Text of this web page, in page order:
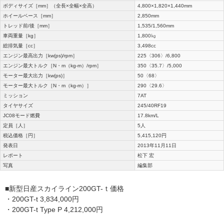
ボディサイズ［mm］（全長×全幅×全高）
4,800×1,820×1,440mm
ホイールベース［mm］
2,850mm
トレッド前/後［mm］
1,535/1,560mm
車両重量［kg］
1,800㎏
総排気量［cc］
3,498cc
エンジン最高出力［kw(ps)/rpm］
225〈306〉/6,800
エンジン最大トルク［N・m（kg-m）/rpm］
350〈35.7〉/5,000
モーター最大出力［kw(ps)］
50〈68〉
モーター最大トルク［N・m（kg-m）］
290〈29.6〉
ミッション
7AT
タイヤサイズ
245/40RF19
JC08モード燃費
17.8km/L
定員［人］
5人
税込価格［円］
5,415,120円
発表日
2013年11月11日
レポート
松下 宏
写真
編集部
■新型日産スカイライン200GT-ｔ価格
・200GT-t 3,834,000円
・200GT-t Type P 4,212,000円